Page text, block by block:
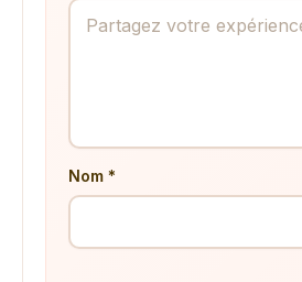
Nom *